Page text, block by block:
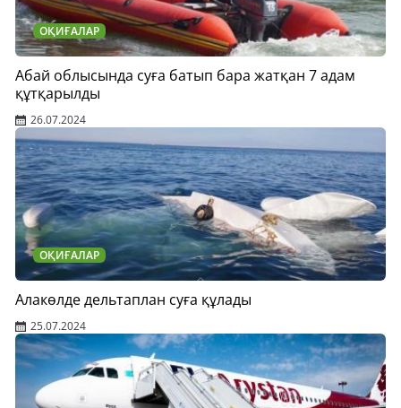
ОҚИҒАЛАР
Абай облысында суға батып бара жатқан 7 адам
құтқарылды
26.07.2024
ОҚИҒАЛАР
Алакөлде дельтаплан суға құлады
25.07.2024